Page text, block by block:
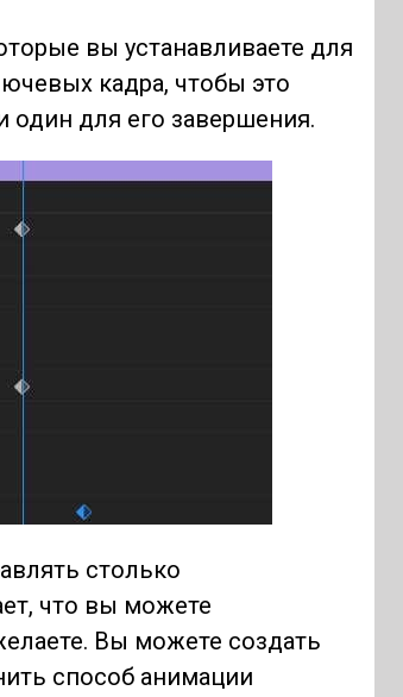
вы устанавливаете для
кадра, чтобы это
один для его завершения.
столько
что вы можете
Вы можете создать
способ анимации